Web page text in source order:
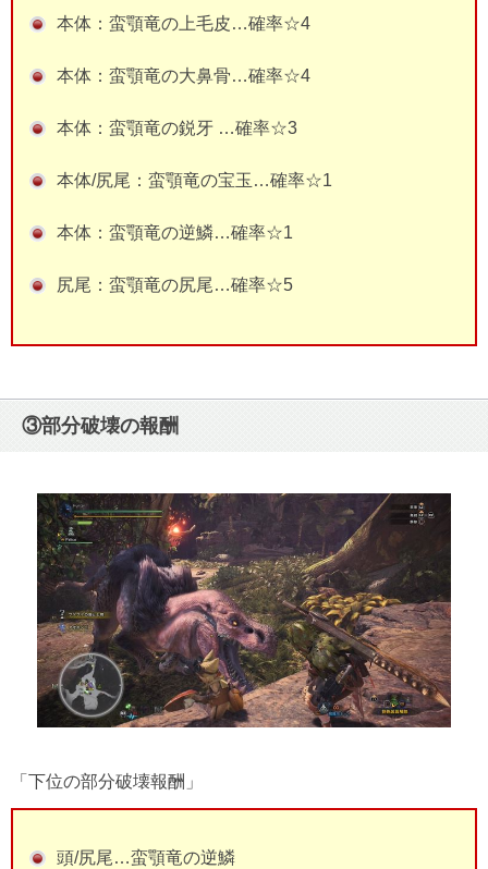
本体：蛮顎竜の上毛皮…確率☆4
本体：蛮顎竜の大鼻骨…確率☆4
本体：蛮顎竜の鋭牙 …確率☆3
本体/尻尾：蛮顎竜の宝玉…確率☆1
本体：蛮顎竜の逆鱗…確率☆1
尻尾：蛮顎竜の尻尾…確率☆5
③部分破壊の報酬
「下位の部分破壊報酬」
頭/尻尾…蛮顎竜の逆鱗